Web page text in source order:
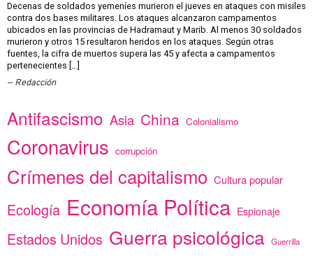
Decenas de soldados yemeníes murieron el jueves en ataques con misiles
contra dos bases militares. Los ataques alcanzaron campamentos
ubicados en las provincias de Hadramaut y Marib. Al menos 30 soldados
murieron y otros 15 resultaron heridos en los ataques. Según otras
fuentes, la cifra de muertos supera las 45 y afecta a campamentos
pertenecientes […]
Redacción
Antifascismo Asia China Colonialismo
Coronavirus corrupción
Crímenes del capitalismo Cultura popular
Ecología Economía Política Espionaje
Estados Unidos Guerra psicológica Guerrilla